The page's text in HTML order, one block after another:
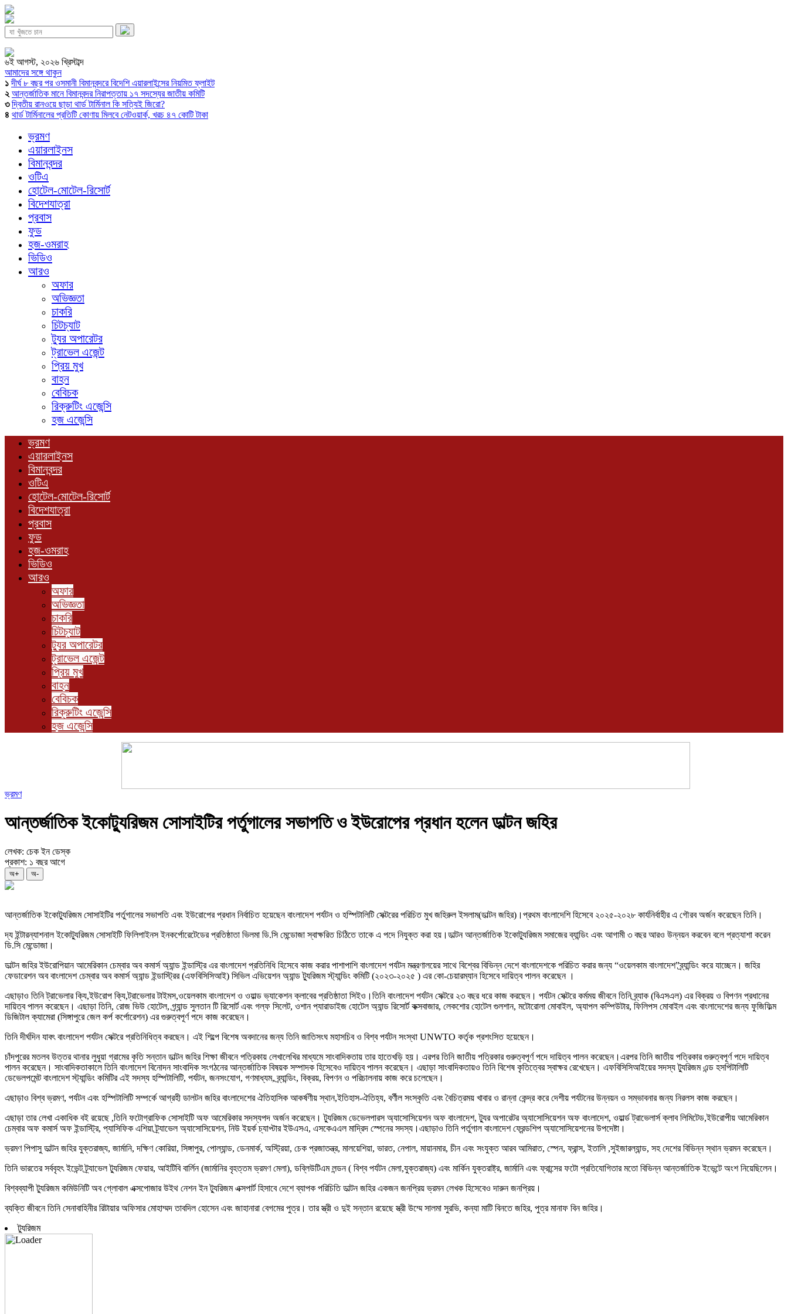
৬ই আগস্ট, ২০২৬ খ্রিস্টাব্দ
আমাদের সঙ্গে থাকুন
১ দীর্ঘ ৮ বছর পর ওসমানী বিমানবন্দরে বিদেশি এয়ারলাইন্সের নিয়মিত ফ্লাইট
২ আন্তর্জাতিক মানে বিমানবন্দর নিরাপত্তায় ১৭ সদস্যের জাতীয় কমিটি
৩ দ্বিতীয় রানওয়ে ছাড়া থার্ড টার্মিনাল কি সত্যিই জিরো?
৪ থার্ড টার্মিনালের প্রতিটি কোণায় মিলবে নেটওয়ার্ক, খরচ ৪৭ কোটি টাকা
ভ্রমণ
এয়ারলাইনস
বিমানবন্দর
ওটিএ
হোটেল-মোটেল-রিসোর্ট
বিদেশযাত্রা
প্রবাস
ফুড
হজ-ওমরাহ
ভিডিও
আরও
অফার
অভিজ্ঞতা
চাকরি
চিটচ্যাট
ট্যুর অপারেটর
ট্রাভেল এজেন্ট
প্রিয় মুখ
বাহন
বেবিচক
রিক্রুটিং এজেন্সি
হজ এজেন্সি
ভ্রমণ
এয়ারলাইনস
বিমানবন্দর
ওটিএ
হোটেল-মোটেল-রিসোর্ট
বিদেশযাত্রা
প্রবাস
ফুড
হজ-ওমরাহ
ভিডিও
আরও
অফার
অভিজ্ঞতা
চাকরি
চিটচ্যাট
ট্যুর অপারেটর
ট্রাভেল এজেন্ট
প্রিয় মুখ
বাহন
বেবিচক
রিক্রুটিং এজেন্সি
হজ এজেন্সি
ভ্রমণ
আন্তর্জাতিক ইকোট্যুরিজম সোসাইটির পর্তুগালের সভাপতি ও ইউরোপের প্রধান হলেন ডাল্টন জহির
লেখক: চেক ইন ডেস্ক
প্রকাশ: ১ বছর আগে
অ+ অ-
আন্তর্জাতিক ইকোট্যুরিজম সোসাইটির পর্তুগালের সভাপতি এবং ইউরোপের প্রধান নির্বাচিত হয়েছেন বাংলাদেশ পর্যটন ও হস্পিটালিটি সেক্টরের পরিচিত মুখ জহিরুল ইসলাম(ডাল্টন জহির)।প্রথম বাংলাদেশি হিসেবে ২০২৫-২০২৮ কার্যনির্বাহীর এ গৌরব অর্জন করেছেন তিনি।
দ্য ইন্টারন্যাশনাল ইকোট্যুরিজম সোসাইটি ফিলিপাইনস ইনকর্পোরেটেডের প্রতিষ্ঠাতা ভিলমা ডি.সি মেন্ডোজা স্বাক্ষরিত চিঠিতে তাকে এ পদে নিযুক্ত করা হয়।ডাল্টন আন্তর্জাতিক ইকোট্যুরিজম সমাজের ব্যান্ডিং এবং আগামী ৩ বছর আরও উন্নয়ন করবেন বলে প্রত্যাশা করেন
ডি.সি মেন্ডোজা।
ডাল্টন জহির ইউরোপিয়ান আমেরিকান চেম্বার অব কমার্স অ্যান্ড ইন্ডাস্ট্রি এর বাংলাদেশ প্রতিনিধি হিসেবে কাজ করার পাশাপাশি বাংলাদেশ পর্যটন মন্ত্রণালয়ের সাথে বিশ্বের বিভিন্ন দেশে বাংলাদেশকে পরিচিত করার জন্য “ওয়েলকাম বাংলাদেশ”ব্র্যান্ডিং করে যাচ্ছেন। জহির
ফেডারেশন অব বাংলাদেশ চেম্বার অব কমার্স অ্যান্ড ইন্ডাস্ট্রির (এফবিসিসিআই) সিভিল এভিয়েশন অ্যান্ড ট্যুরিজম স্ট্যান্ডিং কমিটি (২০২৩-২০২৫ ) এর কো-চেয়ারম্যান হিসেবে দায়িত্ব পালন করেছেন ।
এছাড়াও তিনি ট্রাভেলার ক্যি,ইউরোপ ক্যি,ট্রাভেলার টাইমস,ওয়েলকাম বাংলাদেশ ও ওয়াল্ড ভ্যাকেশন ক্লাবের প্রতিষ্ঠাতা সিইও।তিনি বাংলাদেশ পর্যটন সেক্টরে ২৩ বছর ধরে কাজ করছেন। পর্যটন সেক্টরে কর্মময় জীবনে তিনি ব্র্যাক (বিএসএল) এর বিক্রয় ও বিপণন প্রধানের
দায়িত্ব পালন করেছেন। এছাড়া তিনি, রোজ ভিউ হোটেল, গ্র্যান্ড সুলতান টি রিসোর্ট এবং গল্ফ সিলেট, ওশান প্যারাডাইজ হোটেল অ্যান্ড রিসোর্ট কক্সবাজার, লেকশোর হোটেল গুলশান, মটোরোলা মোবাইল, অ্যাপল কম্পিউটার, ফিলিপস মোবাইল এবং বাংলাদেশের জন্য ফুজিফিল্ম
ডিজিটাল ক্যামেরা (সিঙ্গাপুরে জেল কর্প কর্পোরেশন) এর গুরুত্বপূর্ণ পদে কাজ করেছেন।
তিনি দীর্ঘদিন যাবৎ বাংলাদেশ পর্যটন সেক্টরে প্রতিনিধিত্ব করছেন। এই শিল্পে বিশেষ অবদানের জন্য তিনি জাতিসংঘ মহাসচিব ও বিশ্ব পর্যটন সংস্থা UNWTO কর্তৃক প্রশংসিত হয়েছেন।
চাঁদপুরের মতলব উত্তর থানার লুধুয়া গ্রামের কৃতি সন্তান ডাল্টন জহির শিক্ষা জীবনে পত্রিকায় লেখালেখির মাধ্যমে সাংবাদিকতায় তার হাতেখড়ি হয়। এরপর তিনি জাতীয় পত্রিকার গুরুত্বপূর্ণ পদে দায়িত্ব পালন করেছেন।এরপর তিনি জাতীয় পত্রিকার গুরুত্বপূর্ণ পদে দায়িত্ব
পালন করেছেন। সাংবাদিকতাকালে তিনি বাংলাদেশ বিনোদন সাংবাদিক সংগঠনের আন্তর্জাতিক বিষয়ক সম্পাদক হিসেবেও দায়িত্ব পালন করেছেন। এছাড়া সাংবাদিকতায়ও তিনি বিশেষ কৃতিত্বের স্বাক্ষর রেখেছেন। এফবিসিসিআইয়ের সদস্য ট্যুরিজম এন্ড হসপিটালিটি
ডেভেলপমেন্ট বাংলাদেশ স্ট্যান্ডিং কমিটির এই সদস্য হস্পিটালিটি, পর্যটন, জনসংযোগ, গণমাধ্যম, ব্র্যান্ডিং, বিক্রয়, বিপণন ও পরিচালনায় কাজ করে চলেছেন।
এছাড়াও বিশ্ব ভ্রমণ, পর্যটন এবং হস্পিটালিটি সম্পর্কে আগ্রহী ডালটন জহির বাংলাদেশের ঐতিহাসিক আকর্ষণীয় স্থান,ইতিহাস-ঐতিহ্য, বর্ণীল সংস্কৃতি এবং বৈচিত্রময় খাবার ও রান্না কেন্দ্র করে দেশীয় পর্যটনের উন্নয়ন ও সম্ভাবনার জন্য নিরলস কাজ করছেন।
এছাড়া তার লেখা একাধিক বই রয়েছে ,তিনি ফটোগ্রাফিক সোসাইটি অফ আমেরিকার সদস্যপদ অর্জন করেছেন। ট্যুরিজম ডেভেলপারস অ্যাসোসিয়েশন অফ বাংলাদেশ, ট্যুর অপারেটর অ্যাসোসিয়েশন অফ বাংলাদেশ, ওয়ার্ল্ড ট্রাভেলার্স ক্লাব লিমিটেড,ইউরোপীয় আমেরিকান
চেম্বার অফ কমার্স অফ ইন্ডাস্ট্রি, প্যাসিফিক এশিয়া ট্র্যাভেল অ্যাসোসিয়েশন, নিউ ইয়র্ক চ্যাপ্টার ইউএসএ, এসকেএএল মাদ্রিদ স্পেনের সদস্য।এছাড়াও তিনি পর্তুগাল বাংলাদেশ ফ্রেন্ডশিপ অ্যাসোসিয়েশনের উপদেষ্টা।
ভ্রমণ পিপাসু ডাল্টন জহির যুক্তরাজ্য, জার্মানি, দক্ষিণ কোরিয়া, সিঙ্গাপুর, পোল্যান্ড, ডেনমার্ক, অস্ট্রিয়া, চেক প্রজাতন্ত্র, মালয়েশিয়া, ভারত, নেপাল, মায়ানমার, চীন এবং সংযুক্ত আরব আমিরাত, স্পেন, ফ্রান্স, ইতালি ,সুইজারল্যান্ড, সহ দেশের বিভিন্ন স্থান ভ্রমন করেছেন।
তিনি ভারতের সর্ববৃহৎ ইভেন্ট ট্র্যাভেল ট্যুরিজম ফেয়ার, আইটিবি বার্লিন (জার্মানির বৃহত্তম ভ্রমণ মেলা), ডব্লিউটিএম লন্ডন ( বিশ্ব পর্যটন মেলা,যুক্তরাজ্য) এবং মার্কিন যুক্তরাষ্ট্র, জার্মানি এবং ফ্রান্সের ফটো প্রতিযোগিতার মতো বিভিন্ন আন্তর্জাতিক ইভেন্টে অংশ নিয়েছিলেন।
বিশ্বব্যাপী ট্যুরিজম কমিউনিটি অব গ্লোবাল এক্সপোজার উইথ নেশন ইন ট্যুরিজম এক্সপার্ট হিসাবে দেশে ব্যাপক পরিচিতি ডাল্টন জহির একজন জনপ্রিয় ভ্রমন লেখক হিসেবেও দারুন জনপ্রিয়।
ব্যক্তি জীবনে তিনি সেনাবাহিনীর রিটায়ার অফিসার মোহাম্মদ তাবদিল হোসেন এবং জাহানারা বেগমের পুত্র। তার স্ত্রী ও দুই সন্তান রয়েছে স্ত্রী উম্মে সালমা সুরভি, কন্যা মাটি বিনতে জহির, পুত্র মানাফ বিন জহির।
ট্যুরিজম